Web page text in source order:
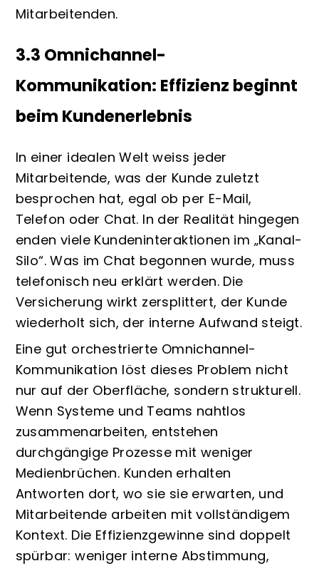
Mitarbeitenden.
3.3 Omnichannel-
Kommunikation: Effizienz beginnt
beim Kundenerlebnis
In einer idealen Welt weiss jeder
Mitarbeitende, was der Kunde zuletzt
besprochen hat, egal ob per E-Mail,
Telefon oder Chat. In der Realität hingegen
enden viele Kundeninteraktionen im „Kanal-
Silo“. Was im Chat begonnen wurde, muss
telefonisch neu erklärt werden. Die
Versicherung wirkt zersplittert, der Kunde
wiederholt sich, der interne Aufwand steigt.
Eine gut orchestrierte Omnichannel-
Kommunikation löst dieses Problem nicht
nur auf der Oberfläche, sondern strukturell.
Wenn Systeme und Teams nahtlos
zusammenarbeiten, entstehen
durchgängige Prozesse mit weniger
Medienbrüchen. Kunden erhalten
Antworten dort, wo sie sie erwarten, und
Mitarbeitende arbeiten mit vollständigem
Kontext. Die Effizienzgewinne sind doppelt
spürbar: weniger interne Abstimmung,